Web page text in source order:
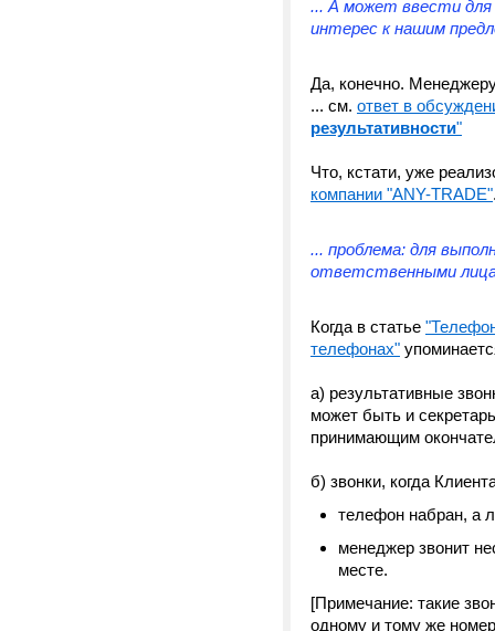
... А может ввести для
интерес к нашим
Да, конечно.
... см. ответ в
результативности"
Что, кстати, уже
компании "ANY-TRADE"
... проблема: для
ответственными
Когда в статье
телефонах"
а) результативные
может быть и
принимающим
б) звонки, когда
телефон набран, а
менеджер звонит
месте.
[Примечание: такие
одному и тому же